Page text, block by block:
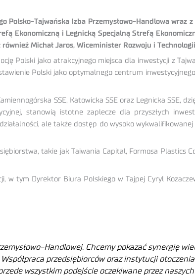
Tajwańska Izba Przemysłowo-Handlowa wraz
Ekonomiczną i Legnicką Specjalną Strefą
Michał Jaros, Wiceminister Rozwoju i
Polski jako atrakcyjnego miejsca dla inwestycji z
Polski jako optymalnego centrum
SSE, Katowicka SSE oraz Legnicka SSE,
stanowią istotne zaplecze dla przyszłych
ale także dostęp do wysoko wykwalifikowanej
takie jak Taiwania Capital, Formosa Plastics
tym Dyrektor Biura Polskiego w Tajpej Cyryl
Handlowej. Chcemy pokazać synergię
przedsiębiorców oraz instytucji
wszystkim podejście oczekiwane przez